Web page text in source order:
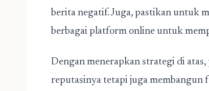
berita negatif. Juga, pastikan untuk
berbagai platform online untuk
Dengan menerapkan strategi di
reputasinya tetapi juga membangun